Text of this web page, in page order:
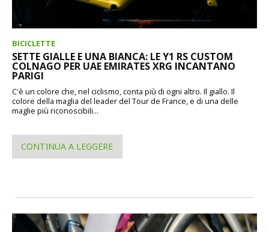
BICICLETTE
SETTE GIALLE E UNA BIANCA: LE Y1 RS CUSTOM
COLNAGO PER UAE EMIRATES XRG INCANTANO
PARIGI
C'è un colore che, nel ciclismo, conta più di ogni altro. Il giallo. Il
colore della maglia del leader del Tour de France, e di una delle
maglie più riconoscibili...
CONTINUA A LEGGERE